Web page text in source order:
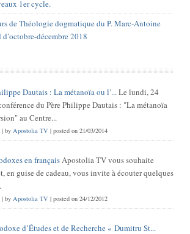
1er cycle.
de Théologie dogmatique du P. Marc-Antoine
décembre 2018
Dautais : La métanoïa ou l’...Le lundi, 24
du Père Philippe Dautais : "La métanoïa
au Centre...
| by Apostolia TV | posted on 21/03/2014
en françaisApostolia TV vous souhaite
en guise de cadeau, vous invite à écouter quelques
| by Apostolia TV | posted on 24/12/2012
d’Études et de Recherche « Dumitru St...